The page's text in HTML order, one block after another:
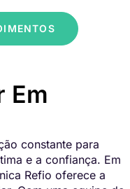
Em
constante para
e a confiança. Em
Refio oferece a